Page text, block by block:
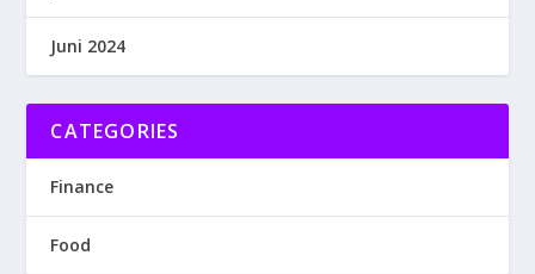
Juni 2024
CATEGORIES
Finance
Food